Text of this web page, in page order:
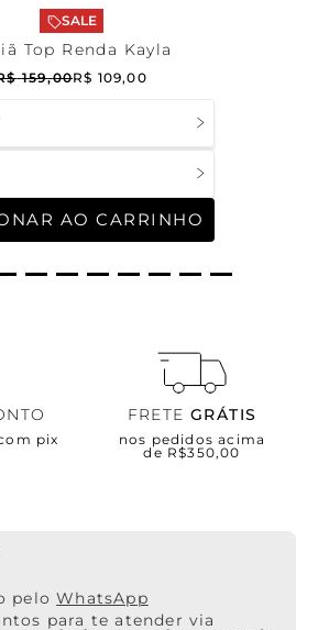
AO CARRINHO
SALE
Top Renda Kayla
159,00R$ 109,00
pix
FRETE GRÁTIS
nos pedidos acima
de R$350,00
WhatsApp
para te atender via